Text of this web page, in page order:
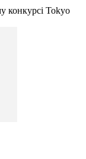
конкурсі Tokyo